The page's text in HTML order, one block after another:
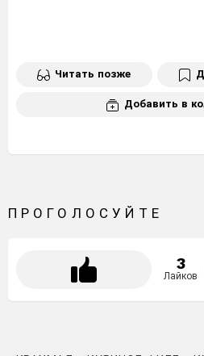
Читать позже
Добавить в
ПРОГОЛОСУЙТЕ
3
Лайков